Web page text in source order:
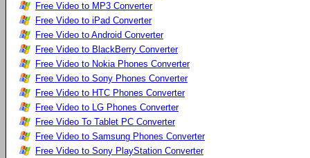
Free Video to MP3 Converter
Free Video to iPad Converter
Free Video to Android Converter
Free Video to BlackBerry Converter
Free Video to Nokia Phones Converter
Free Video to Sony Phones Converter
Free Video to HTC Phones Converter
Free Video to LG Phones Converter
Free Video To Tablet PC Converter
Free Video to Samsung Phones Converter
Free Video to Sony PlayStation Converter